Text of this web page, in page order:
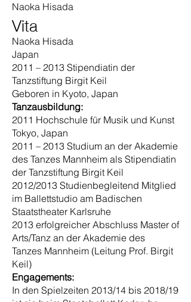
Naoka Hisada
Vita
Naoka Hisada
Japan
2011 – 2013 Stipendiatin der
Tanzstiftung Birgit Keil
Geboren in Kyoto, Japan
Tanzausbildung:
2011 Hochschule für Musik und Kunst
Tokyo, Japan
2011 – 2013 Studium an der Akademie
des Tanzes Mannheim als Stipendiatin
der Tanzstiftung Birgit Keil
2012/2013 Studienbegleitend Mitglied
im Ballettstudio am Badischen
Staatstheater Karlsruhe
2013 erfolgreicher Abschluss Master of
Arts/Tanz an der Akademie des
Tanzes Mannheim (Leitung Prof. Birgit
Keil)
Engagements:
In den Spielzeiten 2013/14 bis 2018/19